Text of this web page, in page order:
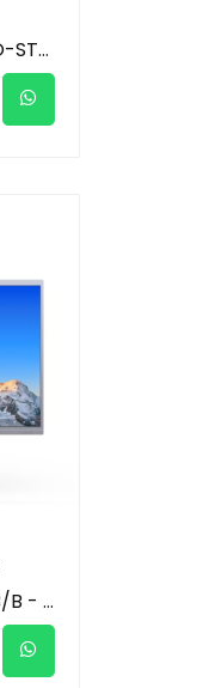
HIKVISION DS-UAC-S1(O-STD) - Haut-parleur de conférence sans fil - batterie intégrée de 7,2 V/3 700 mAh permet à l'appareil de durer 10 heures après une charge complète - Prend en charge la connexion sans fil via Bluetooth et USB
HIKVISION DS-D5C65RB/B - 65 pouces 4K écran tactile intéractif de conference avec microphone et caméra 8MP (4K) intégré